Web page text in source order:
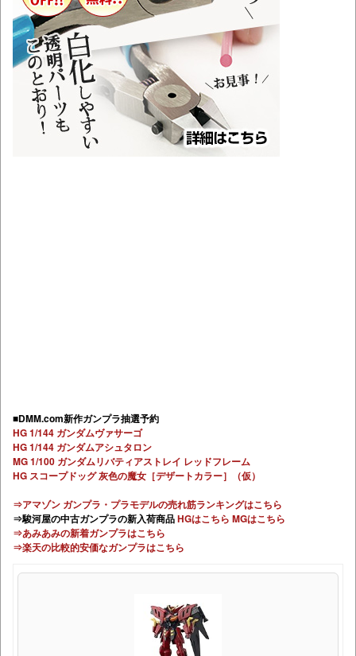
■DMM.com新作ガンプラ抽選予約
HG 1/144 ガンダムヴァサーゴ
HG 1/144 ガンダムアシュタロン
MG 1/100 ガンダムリバティアストレイ レッドフレーム
HG スコープドッグ 灰色の魔女［デザートカラー］（仮）
⇒アマゾン ガンプラ・プラモデルの売れ筋ランキングはこちら
⇒駿河屋の中古ガンプラの新入荷商品HGはこちら MGはこちら
⇒あみあみの新着ガンプラはこちら
⇒楽天の比較的安価なガンプラはこちら